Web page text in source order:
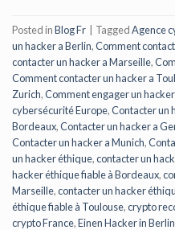
Posted inBlog Fr | TaggedAgence
un hacker a Berlin,Comment
contacter un hacker a Marseille,
Comment contacter un hacker a
Zurich,Comment engager un
cybersécurité Europe,Contacter un
Bordeaux,Contacter un hacker a
Contacter un hacker a Munich,
un hacker éthique,contacter un
hacker éthique fiable à Bordeaux,
Marseille,contacter un hacker
éthique fiable à Toulouse,crypto
crypto France,Einen Hacker in